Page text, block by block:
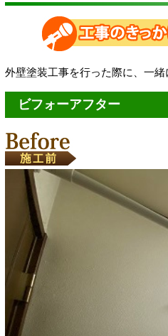
外壁塗装工事を行った際に、一緒
ビフォーアフター